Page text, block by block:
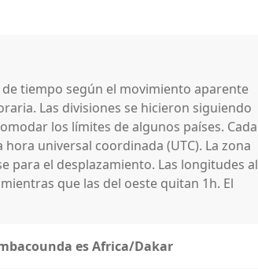
tiempo según el movimiento aparente
Las divisiones se hicieron siguiendo
los límites de algunos países. Cada
universal coordinada (UTC). La zona
para el desplazamiento. Las longitudes al
que las del oeste quitan 1h. El
es Africa/Dakar